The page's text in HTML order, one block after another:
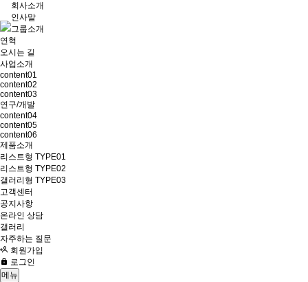
회사소개
인사말
그룹소개
연혁
오시는 길
사업소개
content01
content02
content03
연구/개발
content04
content05
content06
제품소개
리스트형 TYPE01
리스트형 TYPE02
갤러리형 TYPE03
고객센터
공지사항
온라인 상담
갤러리
자주하는 질문
회원가입
로그인
메뉴